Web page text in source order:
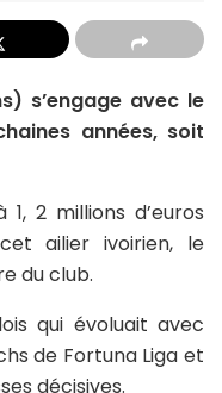
s’engage avec le
années, soit
2 millions d’euros
ailier ivoirien, le
du club.
qui évoluait avec
de Fortuna Liga et
décisives.